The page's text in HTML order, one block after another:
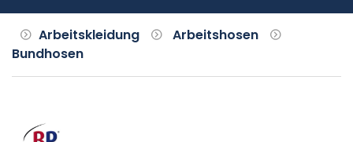
Arbeitskleidung
Arbeitshosen
Bundhosen